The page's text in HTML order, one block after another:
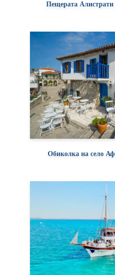
Пещерата
Обиколка на село